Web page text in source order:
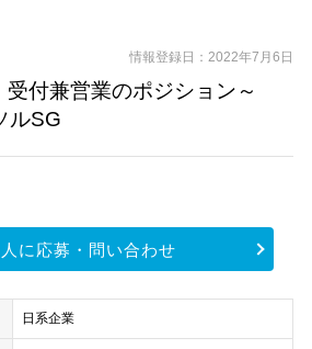
情報登録日：2022年7月6日
受付兼営業のポジション～
ルSG
に応募・問い合わせ
日系企業